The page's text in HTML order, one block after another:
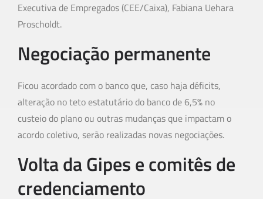
Executiva de Empregados (CEE/Caixa), Fabiana Uehara
Proscholdt.
Negociação permanente
Ficou acordado com o banco que, caso haja déficits,
alteração no teto estatutário do banco de 6,5% no
custeio do plano ou outras mudanças que impactam o
acordo coletivo, serão realizadas novas negociações.
Volta da Gipes e comitês de
credenciamento